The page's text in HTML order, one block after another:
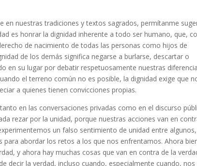
en nuestras tradiciones y textos sagrados, permítanme
es honrar la dignidad inherente a todo ser humano, que,
de nacimiento de todas las personas como hijos de
de los demás significa negarse a burlarse, descartar o
en su lugar por debatir respetuosamente nuestras
el terreno común no es posible, la dignidad exige que
a quienes tienen convicciones propias.
en las conversaciones privadas como en el discurso
rezar por la unidad, porque nuestras acciones van en
un falso sentimiento de unidad entre algunos,
abordar los retos a los que nos enfrentamos. Ahora
y ahora hay muchas cosas que van en contra de la
decir la verdad, incluso cuando, especialmente cuando, nos